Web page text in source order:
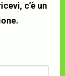
c’è un